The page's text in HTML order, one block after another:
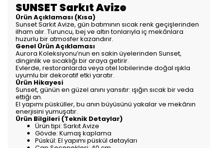
SUNSET Sarkıt Avize
Ürün Açıklaması (Kısa)
Sunset Sarkıt Avize, gün batımının sıcak renk geçişlerinden
ilham alır. Turuncu, bej ve altın tonlarıyla iç mekânlara
huzurlu bir atmosfer kazandırır.
Genel Ürün Açıklaması
Aurora Koleksiyonu’nun en sakin üyelerinden Sunset,
dinginlik ve sıcaklığı bir araya getirir.
Evlerde, restoranlarda veya otel lobilerinde doğal ışıkla
uyumlu bir dekoratif etki yaratır.
Ürün Hikayesi
Sunset, günün en güzel anını yansıtır: ışığın sıcak bir veda
ettiği an.
El yapımı püsküller, bu anın büyüsünü yakalar ve mekânın
enerjisini yumuşatır.
Ürün Bilgileri (Teknik Detaylar)
Ürün tipi: Sarkıt Avize
Gövde: Kumaş kaplama
Püskül: El yapımı püskül detayları